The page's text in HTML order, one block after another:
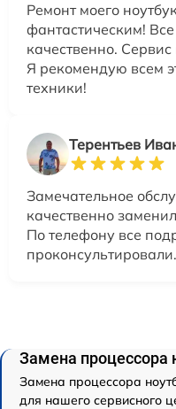
Ремонт моего
фантастическим!
качественно.
Я рекомендую всем
техники!
Терентьев
Замечательное
качественно
По телефону все
Замена процессора
Замена процессора
для нашего сервисного